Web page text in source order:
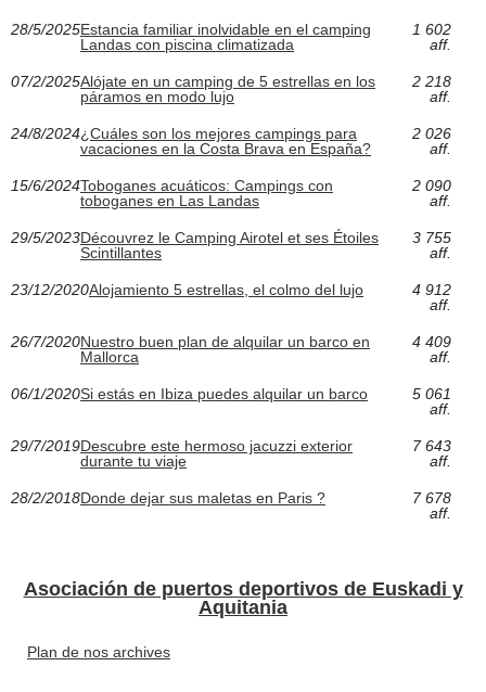
28/5/2025Estancia familiar inolvidable en el camping
Landas con piscina climatizada
1 602
aff.
07/2/2025Alójate en un camping de 5 estrellas en los
páramos en modo lujo
2 218
aff.
24/8/2024¿Cuáles son los mejores campings para
vacaciones en la Costa Brava en España?
2 026
aff.
15/6/2024Toboganes acuáticos: Campings con
toboganes en Las Landas
2 090
aff.
29/5/2023Découvrez le Camping Airotel et ses Étoiles
Scintillantes
3 755
aff.
23/12/2020Alojamiento 5 estrellas, el colmo del lujo
4 912
aff.
26/7/2020Nuestro buen plan de alquilar un barco en
Mallorca
4 409
aff.
06/1/2020Si estás en Ibiza puedes alquilar un barco
5 061
aff.
29/7/2019Descubre este hermoso jacuzzi exterior
durante tu viaje
7 643
aff.
28/2/2018Donde dejar sus maletas en Paris ?
7 678
aff.
Asociación de puertos deportivos de Euskadi y
Aquitania
Plan de nos archives